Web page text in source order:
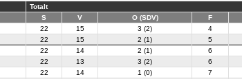
Totalt
S V O (SDV) F
22 15 3 (2) 4
22 15 2 (1) 5
22 14 2 (1) 6
22 13 3 (2) 6
22 14 1 (0) 7